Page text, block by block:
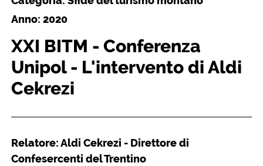
Anno: 2020
XXI BITM - Conferenza
Unipol - L'intervento di Aldi
Cekrezi
Relatore: Aldi Cekrezi - Direttore di
Confesercenti del Trentino